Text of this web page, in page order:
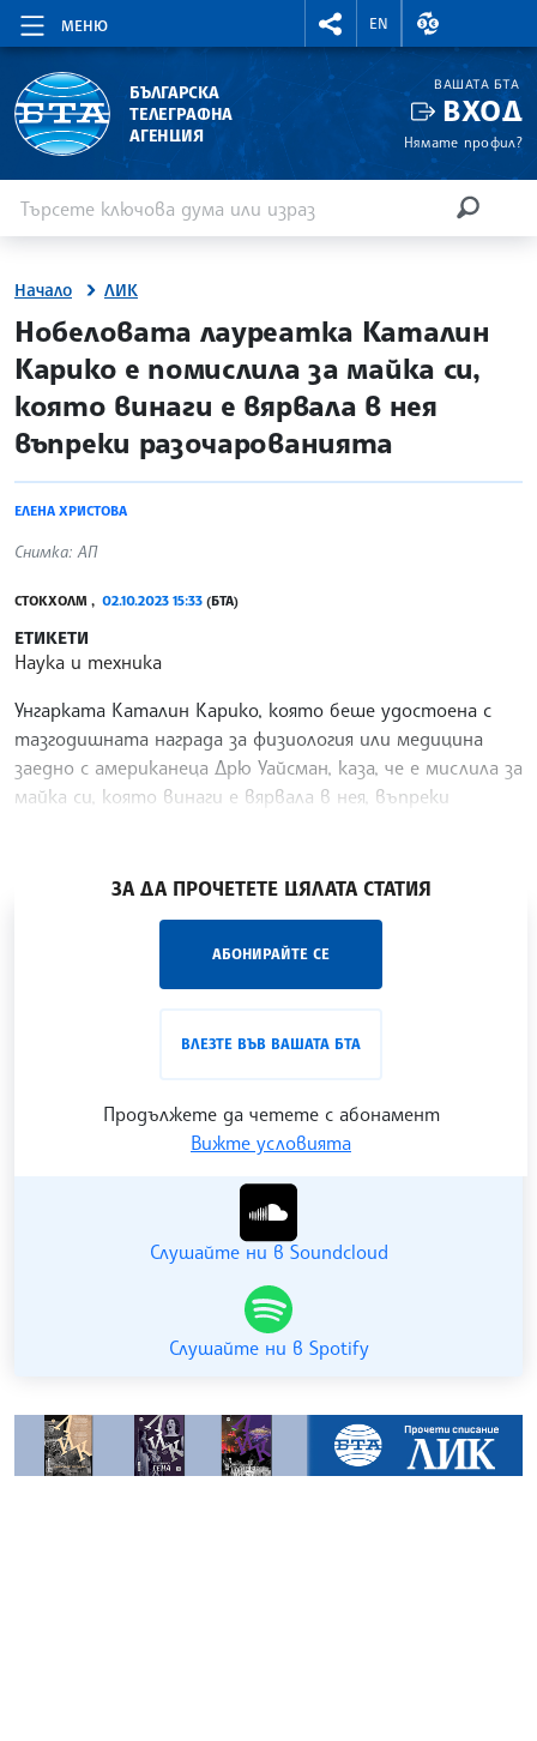
МЕНЮ
RIGHTMENU.SOCIAL
EN
ВАЛУТНИ
БЪЛГАРСКА
ТЕЛЕГРАФНА
АГЕНЦИЯ
ВАШАТА БТА
ВХОД
Нямате профил?
Начало ЛИК
site.bta
Нобеловата лауреатка Каталин
Карико е помислила за майка си,
която винаги е вярвала в нея
въпреки разочарованията
ЕЛЕНА ХРИСТОВА
Снимка: АП
СТОКХОЛМ , 02.10.2023 15:33 (БТА)
ЕТИКЕТИ
Наука и техника
Унгарката Каталин Карико, която беше удостоена с
тазгодишната награда за физиология или медицина
заедно с американеца Дрю Уайсман, каза, че е мислила за
майка си, която винаги е вярвала в нея, въпреки
ЗА ДА ПРОЧЕТЕТЕ ЦЯЛАТА СТАТИЯ
АБОНИРАЙТЕ СЕ
ВЛЕЗТЕ ВЪВ ВАШАТА БТА
Продължете да четете с абонамент
Вижте условията
„Час ЛИК“ на БТА е мястото за срещи отблизо с
Гледайте ни в YouTube
Слушайте ни в Soundcloud
Слушайте ни в Spotify